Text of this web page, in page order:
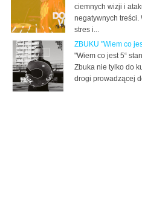
ciemnych wizji i
negatywnych treści.
stres i...
ZBUKU "Wiem co
"Wiem co jest 5“
Zbuka nie tylko do
drogi prowadzącej